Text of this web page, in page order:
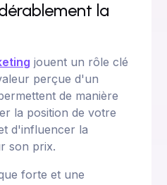
la
jouent un rôle clé
perçue d'un
de manière
la position de votre
d'influencer la
son prix.
forte et une